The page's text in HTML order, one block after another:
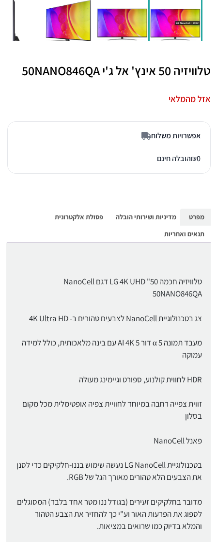
טלוויזיה 50 אינץ' אל ג'י 50NANO846QA
אזל מהמלאי
אפשרויות משלוח
₪0 הובלה חינם
מפרט מדיניות ושירותי הובלה
פסולת אלקטרונית
תנאים ואחריות
טלוויזיה חכמה 50" LG 4K UHD דגם NanoCell
50NANO846QA
צג בטכנולוגיית NanoCell לצבעים טהורים ב- 4K Ultra HD
מעבד תמונה α 5 דור AI 4K 5 עם בינה מלאכותית, כולל למידה
עמוקה
HDR לחווית קולנוע, ספורט וגיימינג מעולה
זווית צפייה רחבה במיוחד לחוויית צפיה אופטימלית מכל מקום
בסלון
פאנל NanoCell
בטכנולוגיית LG NanoCell נעשה שימוש בננו-חלקיקים כדי לסנן
את הצבעים הלא טהורים מאורך הגל של RGB.
מדובר בחלקיקים זעירים (בגודל ננו מטר אחד בלבד) המסוגלים
לספוג את הפרעות האור וע"י כך להחזיר את הצבע הטהור
והמלא בדיוק כמו שרואים במציאות.